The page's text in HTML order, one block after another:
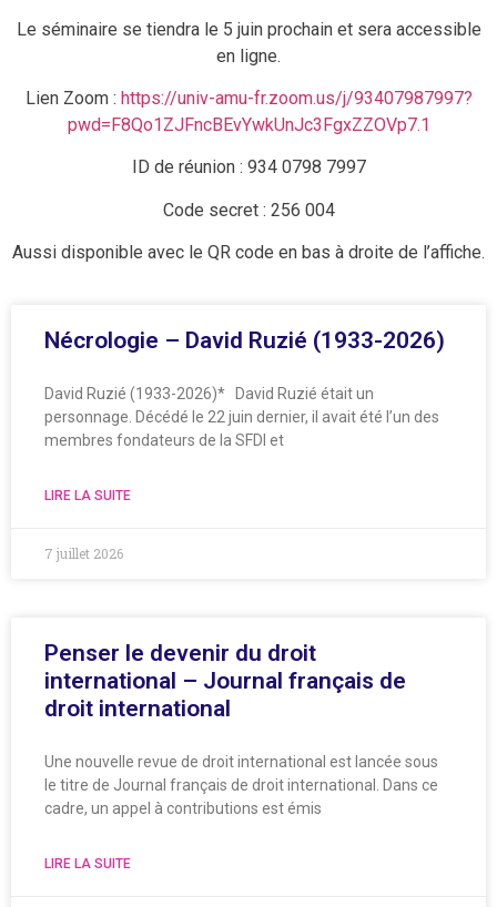
Le séminaire se tiendra le 5 juin prochain et sera accessible
en ligne.
Lien Zoom : https://univ-amu-fr.zoom.us/j/93407987997?
pwd=F8Qo1ZJFncBEvYwkUnJc3FgxZZOVp7.1
ID de réunion : 934 0798 7997
Code secret : 256 004
Aussi disponible avec le QR code en bas à droite de l’affiche.
Nécrologie – David Ruzié (1933-2026)
David Ruzié (1933-2026)* David Ruzié était un
personnage. Décédé le 22 juin dernier, il avait été l’un des
membres fondateurs de la SFDI et
LIRE LA SUITE
7 juillet 2026
Penser le devenir du droit
international – Journal français de
droit international
Une nouvelle revue de droit international est lancée sous
le titre de Journal français de droit international. Dans ce
cadre, un appel à contributions est émis
LIRE LA SUITE